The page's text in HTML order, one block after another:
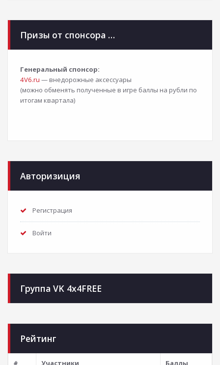
Призы от спонсора …
Генеральный спонсор:
4V6.ru — внедорожные аксессуары
(можно обменять полученные в игре баллы на рубли по
итогам квартала)
Авторизиция
Регистрация
Войти
Группа VK 4x4FREE
Рейтинг
Position